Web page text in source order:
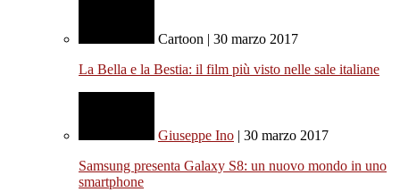
Cartoon | 30 marzo 2017
La Bella e la Bestia: il film più visto nelle sale italiane
Giuseppe Ino | 30 marzo 2017
Samsung presenta Galaxy S8: un nuovo mondo in uno
smartphone